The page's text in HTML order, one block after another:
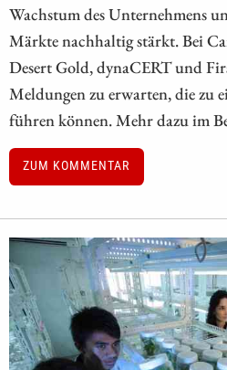
Wachstum des Unternehmens
Märkte nachhaltig stärkt. Bei
Desert Gold, dynaCERT und
Meldungen zu erwarten, die zu
führen können. Mehr dazu im
ZUM KOMMENTAR